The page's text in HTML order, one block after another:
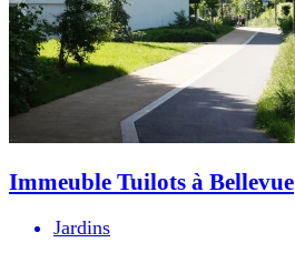
Immeuble Tuilots à Bellevue
Jardins